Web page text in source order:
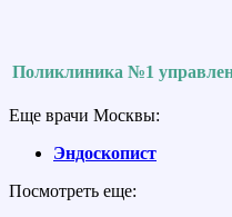
Поликлиника №1
Еще врачи Москвы:
Эндоскопист
Посмотреть еще: